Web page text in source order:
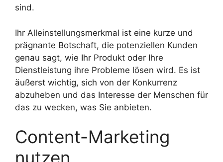
sind.
Ihr Alleinstellungsmerkmal ist eine kurze und
prägnante Botschaft, die potenziellen Kunden
genau sagt, wie Ihr Produkt oder Ihre
Dienstleistung ihre Probleme lösen wird. Es ist
äußerst wichtig, sich von der Konkurrenz
abzuheben und das Interesse der Menschen für
das zu wecken, was Sie anbieten.
Content-Marketing
nutzen